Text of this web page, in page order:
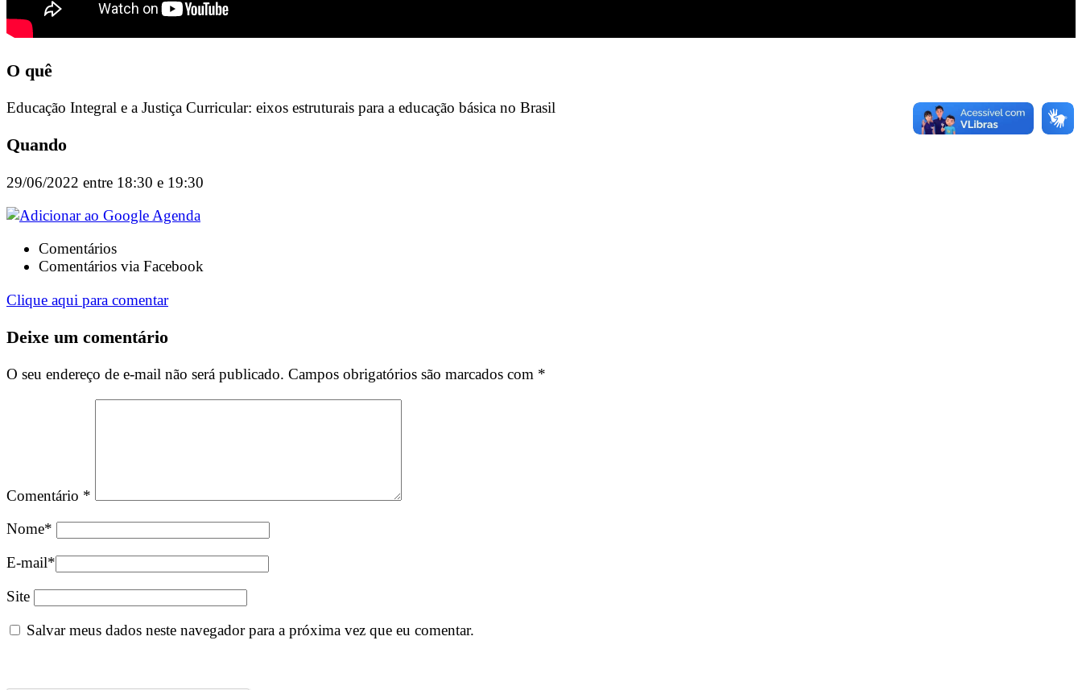
O quê
Educação Integral e a Justiça Curricular: eixos estruturais para a educação básica no Brasil
Quando
29/06/2022 entre 18:30 e 19:30
Comentários
Comentários via Facebook
Clique aqui para comentar
Deixe um comentário
O seu endereço de e-mail não será publicado. Campos obrigatórios são marcados com *
Comentário *
Nome*
E-mail*
Site
Salvar meus dados neste navegador para a próxima vez que eu comentar.